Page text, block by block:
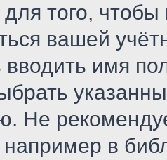
того, чтобы
вашей
вводить имя
Не
в